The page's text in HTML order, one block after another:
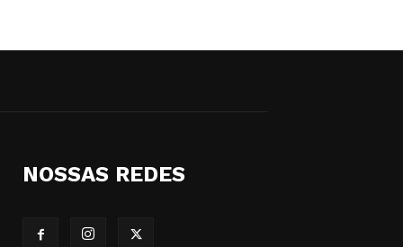
NOSSAS REDES